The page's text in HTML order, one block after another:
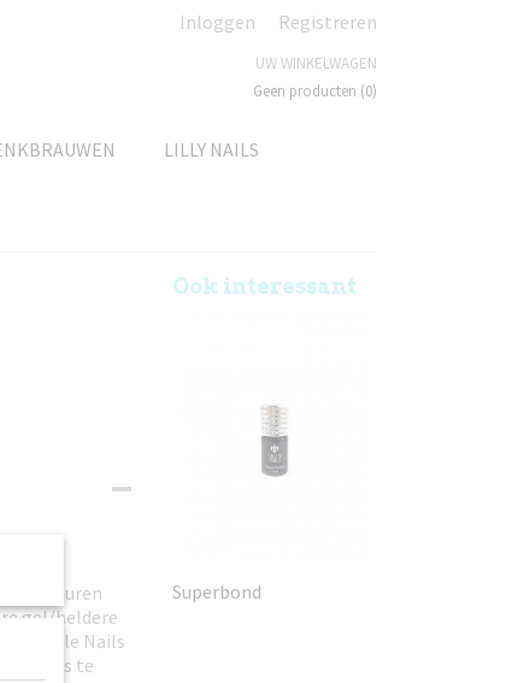
Inloggen Registreren
UW WINKELWAGEN
Geen producten (0)
LILLY NAILS
kleuren
gel/heldere
Bubble Nails
te
Ook interessant
Superbond